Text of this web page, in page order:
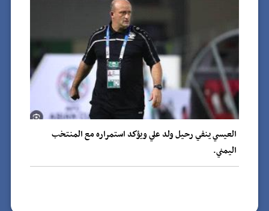
العيسي ينفي رحيل ولد علي ويؤكد استمراره مع المنتخب
اليمني.